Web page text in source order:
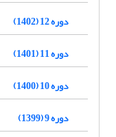
دوره 12 (1402)
دوره 11 (1401)
دوره 10 (1400)
دوره 9 (1399)